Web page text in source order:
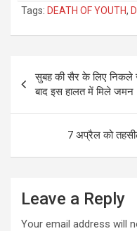
Tags: DEATH OF YOUTH,
navigation
सुबह की सैर के लिए निकले
बाद इस हालत में मिले जमन
7 अप्रैल को
Leave a Reply
Your email address will